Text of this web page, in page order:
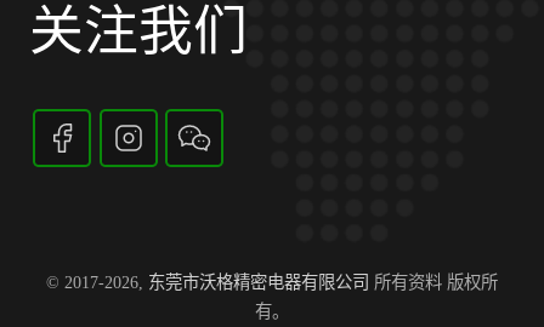
关注我们
© 2017-2026, 东莞市沃格精密电器有限公司 所有资料 版权所
有。